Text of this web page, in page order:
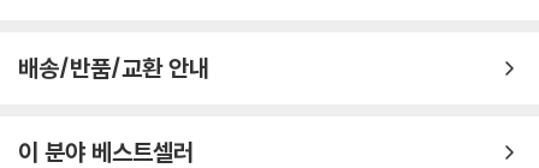
배송/반품/교환 안내
이 분야 베스트셀러